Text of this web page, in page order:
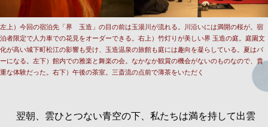
左上）今回の宿泊先「界 玉造」の目の前は玉湯川が流れる。川沿いには満開の桜が。宿
泊者限定で人力車での花見をオーダーできる。右上）竹灯りが美しい界 玉造の庭。庭園文
化が高い城下町松江の影響も受け、玉造温泉の旅館も庭には趣向を凝らしている。夏はバ
ーになる。左下）館内での雅楽と舞楽の会。なかなか観賞の機会がないのものなので、貴
重な体験だった。右下）午後の茶室。三斎流の点前で薄茶をいただく
翌朝、雲ひとつない青空の下、私たちは満を持して出雲